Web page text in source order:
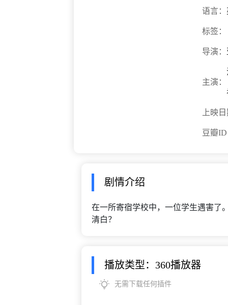
语言：
标签：
导演：
主演：
上映
豆瓣
剧情介绍
在一所寄宿学校中，一位学生遇害了
清白？
播放类型：360播放器
无需下载任何插件